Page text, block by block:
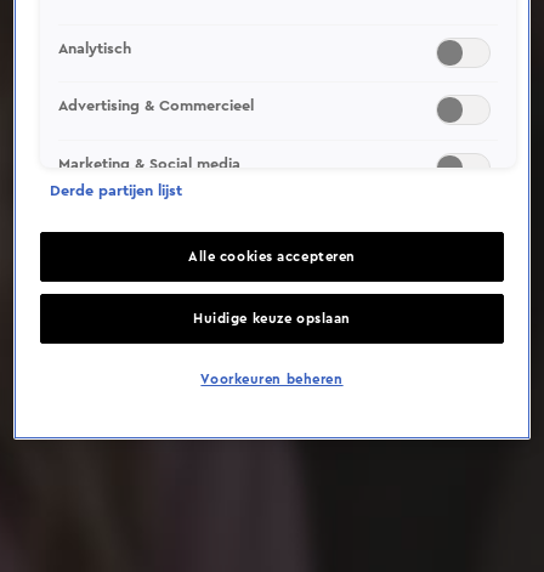
Deze video is niet beschikbaar op je huidige locatie
Analytisch
Advertising & Commercieel
Marketing & Social media
Derde partijen lijst
Alle cookies accepteren
Huidige keuze opslaan
Voorkeuren beheren